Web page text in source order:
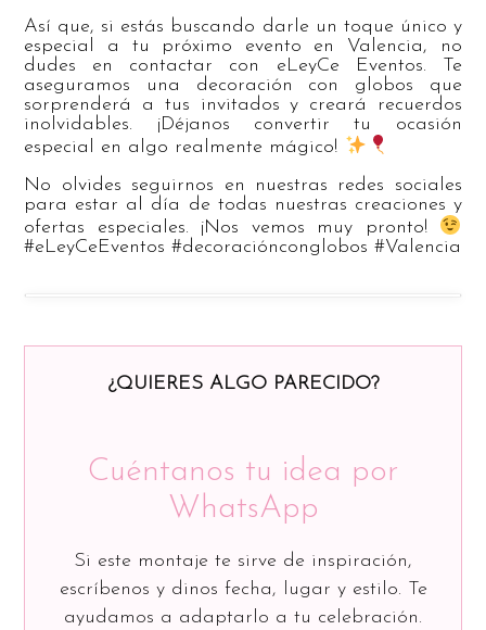
Así que, si estás buscando darle un toque único y
especial a tu próximo evento en Valencia, no
dudes en contactar con eLeyCe Eventos. Te
aseguramos una decoración con globos que
sorprenderá a tus invitados y creará recuerdos
inolvidables. ¡Déjanos convertir tu ocasión
especial en algo realmente mágico!
No olvides seguirnos en nuestras redes sociales
para estar al día de todas nuestras creaciones y
ofertas especiales. ¡Nos vemos muy pronto!
#eLeyCeEventos #decoraciónconglobos #Valencia
¿QUIERES ALGO PARECIDO?
Cuéntanos tu idea por
WhatsApp
Si este montaje te sirve de inspiración,
escríbenos y dinos fecha, lugar y estilo. Te
ayudamos a adaptarlo a tu celebración.